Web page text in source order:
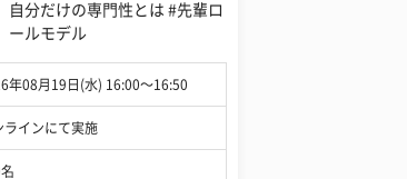
自分だけの専門性とは #先輩ロ
ールモデル
年08月19日(水) 16:00〜16:50
ラインにて実施